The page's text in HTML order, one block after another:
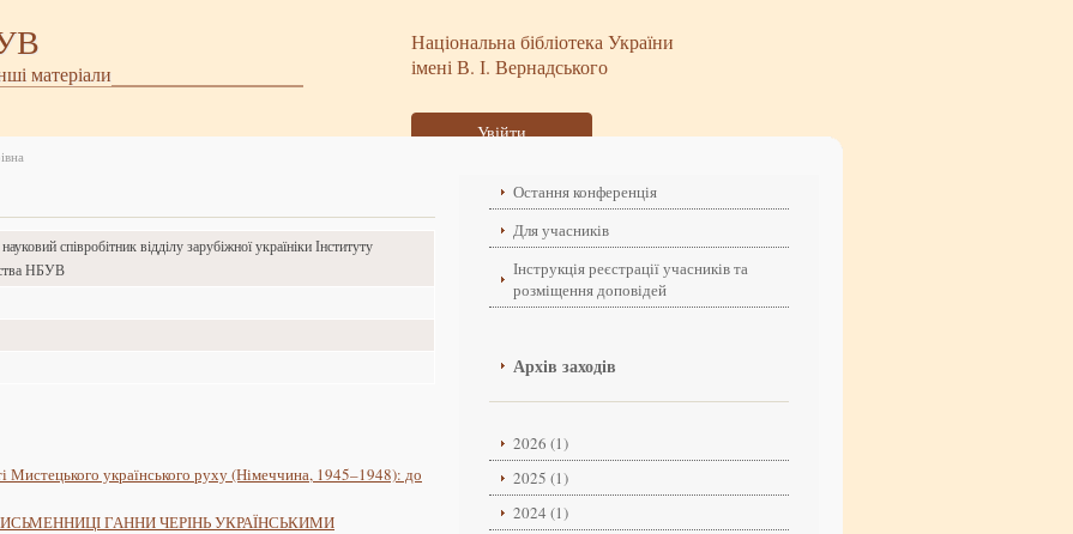
матеріали
Національна бібліотека України
імені В. І. Вернадського
Увійти
співробітник відділу зарубіжної україніки Інституту
НБУВ
Мистецького українського руху (Німеччина, 1945–1948): до
ГАННИ ЧЕРІНЬ УКРАЇНСЬКИМИ
Остання конференція
Для учасників
Інструкція реєстрації учасників та
розміщення доповідей
Архів заходів
2026 (1)
2025 (1)
2024 (1)